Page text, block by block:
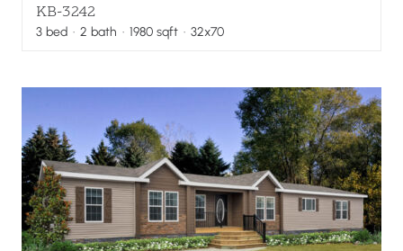
KB-3242
3 bed · 2 bath · 1980 sqft· 32x70